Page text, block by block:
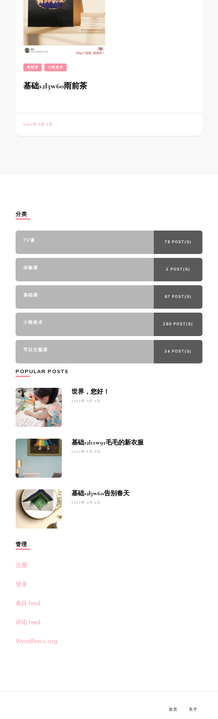
基础课 小熊美术
基础s2l3w60雨前茶
2022年 9月 2日
分类
TV课 78 POST(S)
体验课 2 POST(S)
基础课 87 POST(S)
小熊美术 280 POST(S)
节日主题课 34 POST(S)
POPULAR POSTS
世界，您好！
2022年 9月 2日
基础s2l11w91毛毛的新衣服
2023年 5月 5日
基础s2l3w60告别春天
2022年 9月 2日
管理
注册
登录
条目 feed
评论 feed
WordPress.org
首页 关于